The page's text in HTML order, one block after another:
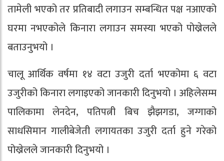
तामेली भएको तर प्रतिबादी लगाउन सम्बन्धित पक्ष नआएको
घरमा नभएकोले किनारा लगाउन समस्या भएको पोख्रेलले
बताउनुभयो ।
चालू आर्थिक वर्षमा १४ वटा उजुरी दर्ता भएकोमा ६ वटा
उजुरीको किनारा लगाइएको जानकारी दिनुभयो । अहिलेसम्म
पालिकामा लेनदेन, पतिपत्नी बिच झैझगडा, जग्गाको
साधसिमान गालीबेजेती लगायतका उजुरी दर्ता हुने गरेको
पोख्रेलले जानकारी दिनुभयो ।